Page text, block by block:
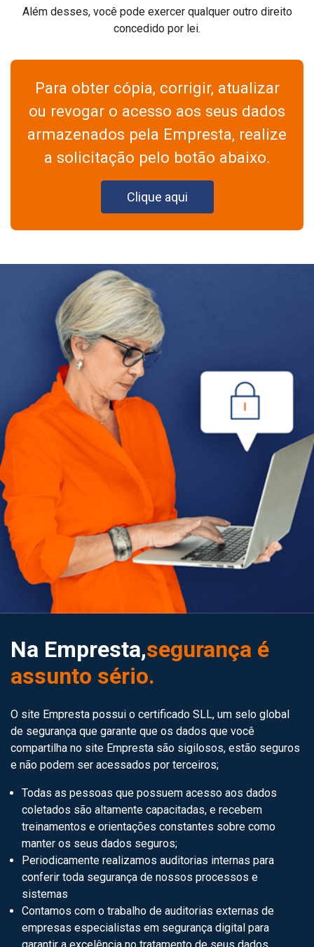
Além desses, você pode exercer qualquer outro direito
concedido por lei.
Para obter cópia, corrigir, atualizar
ou revogar o acesso aos seus dados
armazenados pela Empresta, realize
a solicitação pelo botão abaixo.
Clique aqui
Na Empresta,segurança é
assunto sério.
O site Empresta possui o certificado SLL, um selo global
de segurança que garante que os dados que você
compartilha no site Empresta são sigilosos, estão seguros
e não podem ser acessados por terceiros;
Todas as pessoas que possuem acesso aos dados
coletados são altamente capacitadas, e recebem
treinamentos e orientações constantes sobre como
manter os seus dados seguros;
Periodicamente realizamos auditorias internas para
conferir toda segurança de nossos processos e
sistemas
Contamos com o trabalho de auditorias externas de
empresas especialistas em segurança digital para